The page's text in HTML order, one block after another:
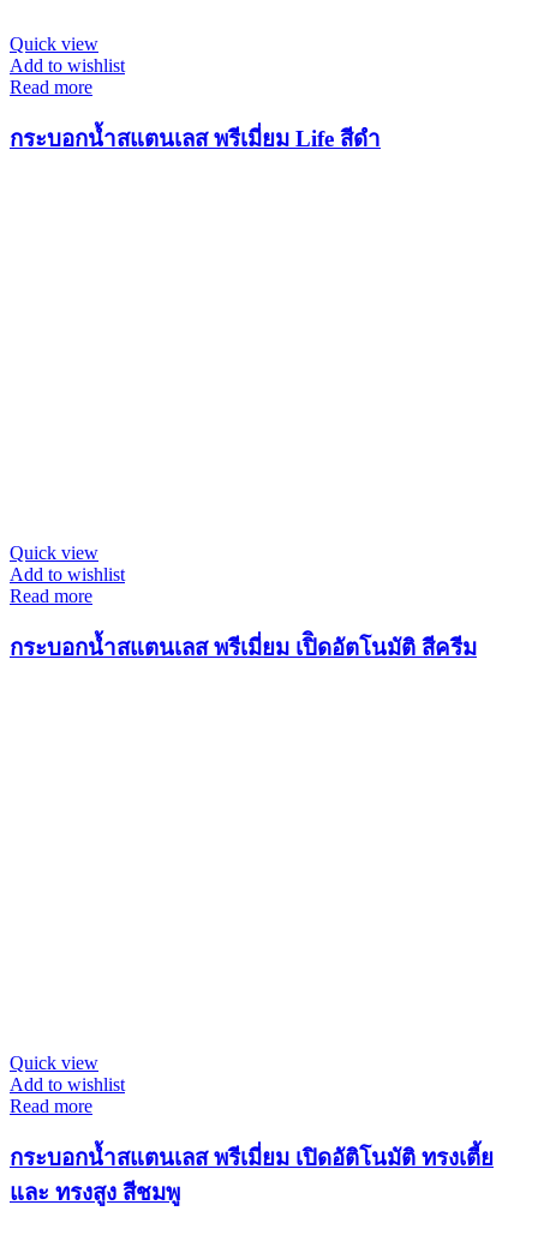
Quick view
Add to wishlist
Read more
กระบอกน้ำสแตนเลส พรีเมี่ยม Life สีดำ
Quick view
Add to wishlist
Read more
กระบอกน้ำสแตนเลส พรีเมี่ยม เปิิดอัตโนมัติ สีครีม
Quick view
Add to wishlist
Read more
กระบอกน้ำสแตนเลส พรีเมี่ยม เปิดอัติโนมัติ ทรงเตี้ย
และ ทรงสูง สีชมพู